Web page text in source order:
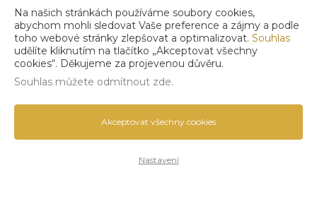
Na našich stránkách používáme soubory cookies,
abychom mohli sledovat Vaše preference a zájmy a podle
toho webové stránky zlepšovat a optimalizovat. Souhlas
udělíte kliknutím na tlačítko „Akceptovat všechny
cookies“. Děkujeme za projevenou důvěru.
Souhlas můžete odmítnout zde.
Akceptovat všechny cookies
Nastavení